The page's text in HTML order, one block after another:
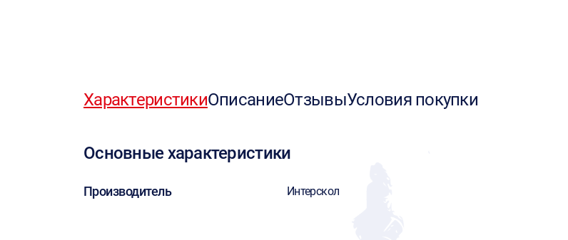
ХарактеристикиОписаниеОтзывыУсловия покупки
Основные характеристики
Производитель Интерскол